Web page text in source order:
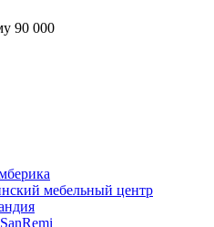
90 000
мебельный центр